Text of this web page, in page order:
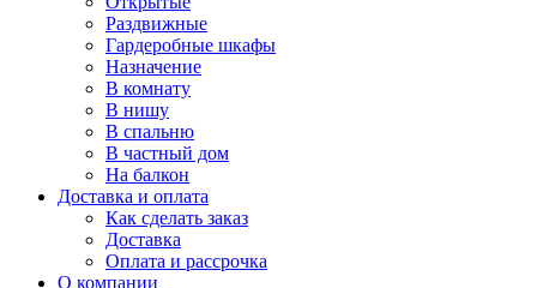
Раздвижные
Гардеробные шкафы
Назначение
В комнату
В нишу
В спальню
В частный дом
На балкон
Доставка и оплата
Как сделать заказ
Доставка
Оплата и рассрочка
О компании